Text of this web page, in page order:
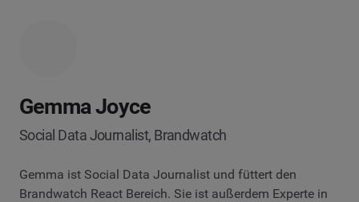
Gemma Joyce
Social Data Journalist, Brandwatch
Gemma ist Social Data Journalist und füttert den
Brandwatch React Bereich. Sie ist außerdem Experte in